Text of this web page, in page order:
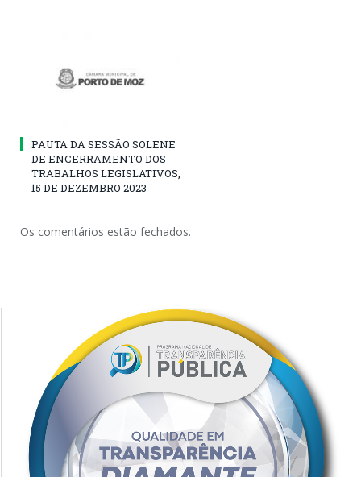
PAUTA DA SESSÃO SOLENE
DE ENCERRAMENTO DOS
TRABALHOS LEGISLATIVOS,
15 DE DEZEMBRO 2023
Os comentários estão fechados.